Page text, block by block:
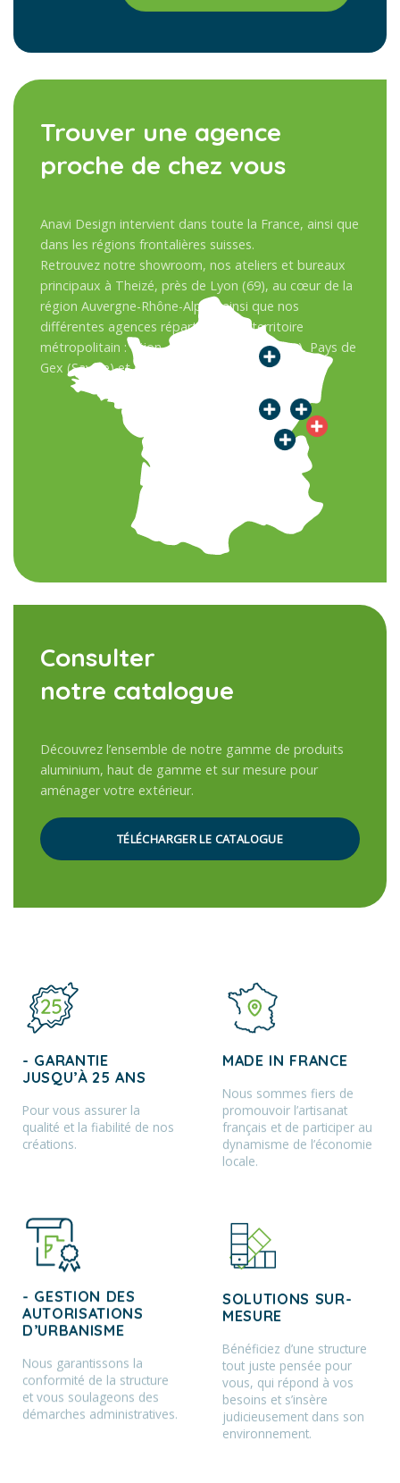
Trouver une agence
proche de chez vous
Anavi Design intervient dans toute la France, ainsi que
dans les régions frontalières suisses.
Retrouvez notre showroom, nos ateliers et bureaux
principaux à Theizé, près de Lyon (69), au cœur de la
région Auvergne-Rhône-Alpes, ainsi que nos
différentes agences réparties sur le territoire
métropolitain : Dijon, Besançon, Sens (Paris), Pays de
Gex (Savoie) et en Suisse.
Consulter
notre catalogue
Découvrez l’ensemble de notre gamme de produits
aluminium, haut de gamme et sur mesure pour
aménager votre extérieur.
TÉLÉCHARGER LE CATALOGUE
- GARANTIE
JUSQU’À 25 ANS
Pour vous assurer la
qualité et la fiabilité de nos
créations.
MADE IN FRANCE
Nous sommes fiers de
promouvoir l’artisanat
français et de participer au
dynamisme de l’économie
locale.
- GESTION DES
AUTORISATIONS
D’URBANISME
Nous garantissons la
conformité de la structure
et vous soulageons des
démarches administratives.
SOLUTIONS SUR-
MESURE
Bénéficiez d’une structure
tout juste pensée pour
vous, qui répond à vos
besoins et s’insère
judicieusement dans son
environnement.